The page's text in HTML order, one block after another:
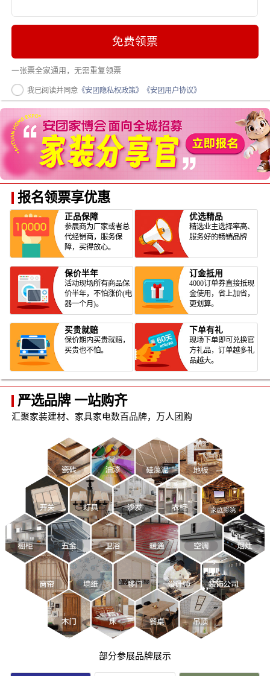
免费领票
一张票全家通用，无需重复领票
我已阅读并同意《安团隐私权政策》 《安团用户协议》
报名领票享优惠
正品保障
参展商为厂家或者总
代经销商，服务保
障，买得放心。
优选精品
精选业主选择率高、
服务好的畅销品牌
保价半年
活动现场所有商品保
价半年，不怕涨价(电
器一个月)。
订金抵用
4000订单券直接抵现
金使用，省上加省，
更划算。
买贵就赔
保价期内买贵就赔，
买贵也不怕。
下单有礼
现场下单即可兑换官
方礼品，订单越多礼
品越大。
严选品牌 一站购齐
汇聚家装建材、家具家电数百品牌，万人团购
部分参展品牌展示